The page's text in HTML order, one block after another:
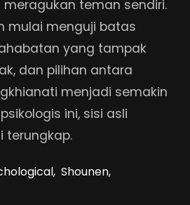
teman sendiri.
mulai menguji batas
yang tampak
dan pilihan antara
menjadi semakin
ini, sisi asli
terungkap.
Shounen,